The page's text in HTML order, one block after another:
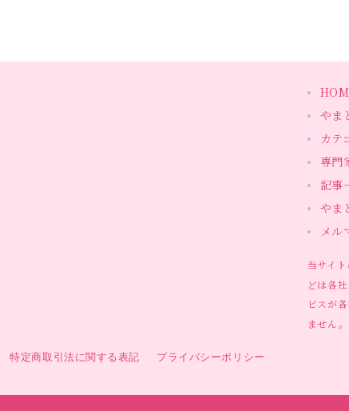
やま
カテ
専門
記事
やま
メル
当サイ
どは各
ビスが
ません。
特定商取引法に関する表記 プライバシーポリシー